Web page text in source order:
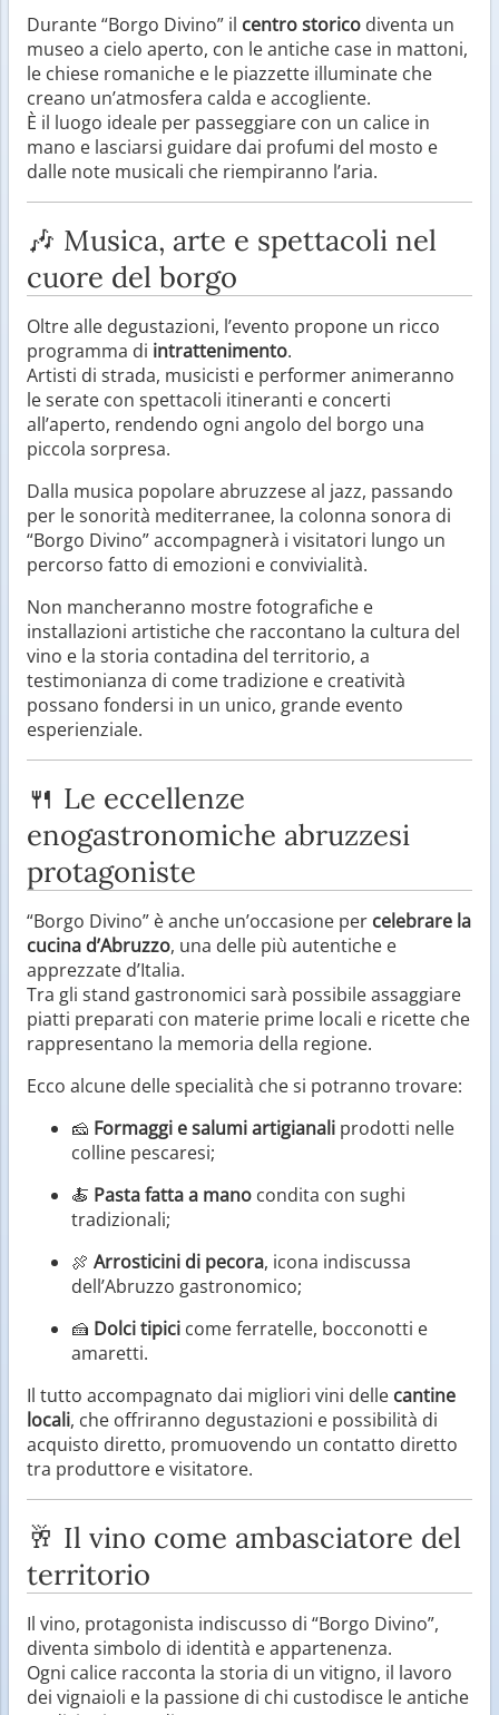
Durante “Borgo Divino” il centro storico diventa un
museo a cielo aperto, con le antiche case in mattoni,
le chiese romaniche e le piazzette illuminate che
creano un’atmosfera calda e accogliente.
È il luogo ideale per passeggiare con un calice in
mano e lasciarsi guidare dai profumi del mosto e
dalle note musicali che riempiranno l’aria.
🎶 Musica, arte e spettacoli nel
cuore del borgo
Oltre alle degustazioni, l’evento propone un ricco
programma di intrattenimento.
Artisti di strada, musicisti e performer animeranno
le serate con spettacoli itineranti e concerti
all’aperto, rendendo ogni angolo del borgo una
piccola sorpresa.
Dalla musica popolare abruzzese al jazz, passando
per le sonorità mediterranee, la colonna sonora di
“Borgo Divino” accompagnerà i visitatori lungo un
percorso fatto di emozioni e convivialità.
Non mancheranno mostre fotografiche e
installazioni artistiche che raccontano la cultura del
vino e la storia contadina del territorio, a
testimonianza di come tradizione e creatività
possano fondersi in un unico, grande evento
esperienziale.
🍴 Le eccellenze
enogastronomiche abruzzesi
protagoniste
“Borgo Divino” è anche un’occasione per celebrare la
cucina d’Abruzzo, una delle più autentiche e
apprezzate d’Italia.
Tra gli stand gastronomici sarà possibile assaggiare
piatti preparati con materie prime locali e ricette che
rappresentano la memoria della regione.
Ecco alcune delle specialità che si potranno trovare:
🧀 Formaggi e salumi artigianali prodotti nelle
colline pescaresi;
🍝 Pasta fatta a mano condita con sughi
tradizionali;
🍖 Arrosticini di pecora, icona indiscussa
dell’Abruzzo gastronomico;
🍰 Dolci tipici come ferratelle, bocconotti e
amaretti.
Il tutto accompagnato dai migliori vini delle cantine
locali, che offriranno degustazioni e possibilità di
acquisto diretto, promuovendo un contatto diretto
tra produttore e visitatore.
🥂 Il vino come ambasciatore del
territorio
Il vino, protagonista indiscusso di “Borgo Divino”,
diventa simbolo di identità e appartenenza.
Ogni calice racconta la storia di un vitigno, il lavoro
dei vignaioli e la passione di chi custodisce le antiche